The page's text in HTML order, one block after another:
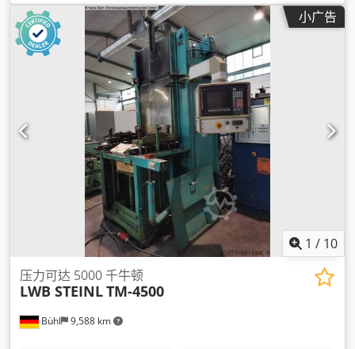
小广告
1 / 10
Bühl 9,588 km
压力可达 5000 千牛顿
LWB STEINLTM-4500